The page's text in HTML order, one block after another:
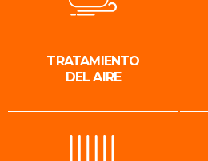
TRATAMIENTO
DEL AIRE